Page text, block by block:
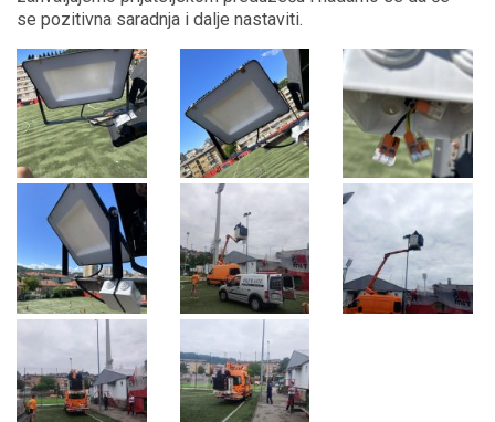
se pozitivna saradnja i dalje nastaviti.